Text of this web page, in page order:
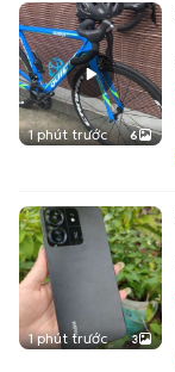
1 phút trước 6
1 phút trước 3